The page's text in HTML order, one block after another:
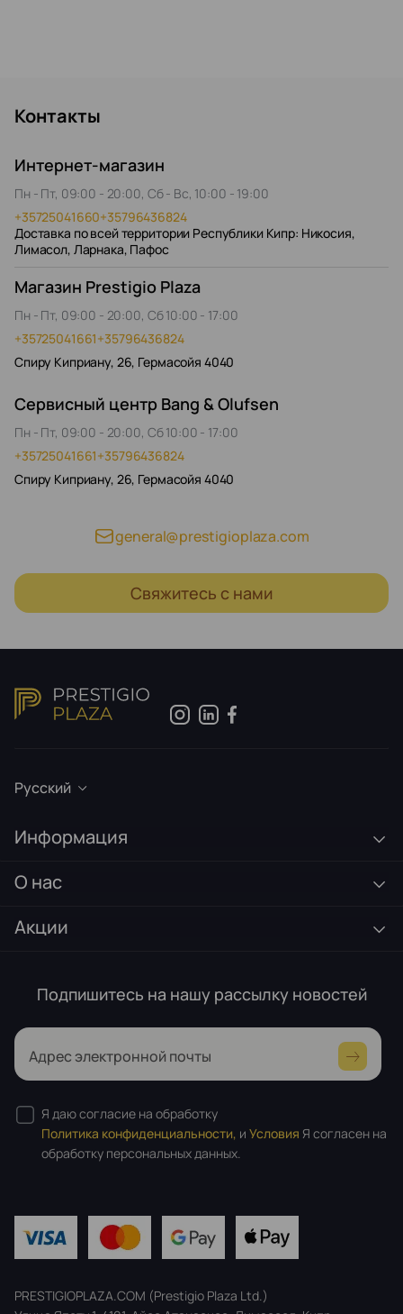
Контакты
Интернет-магазин
Пн - Пт, 09:00 - 20:00, Сб - Вс, 10:00 - 19:00
+35725041660+35796436824
Доставка по всей территории Республики Кипр: Никосия,
Лимасол, Ларнака, Пафос
Магазин Prestigio Plaza
Пн - Пт, 09:00 - 20:00, Сб 10:00 - 17:00
+35725041661+35796436824
Спиру Киприану, 26, Гермасойя 4040
Сервисный центр Bang & Olufsen
Пн - Пт, 09:00 - 20:00, Сб 10:00 - 17:00
+35725041661+35796436824
Спиру Киприану, 26, Гермасойя 4040
general@prestigioplaza.com
Свяжитесь с нами
Русский
Информация
О нас
Акции
Подпишитесь на нашу рассылку новостей
Адрес электронной почты
Я даю согласие на обработку
Политика конфиденциальности, и Условия Я согласен на
обработку персональных данных.
PRESTIGIOPLAZA.COM (Prestigio Plaza Ltd.)